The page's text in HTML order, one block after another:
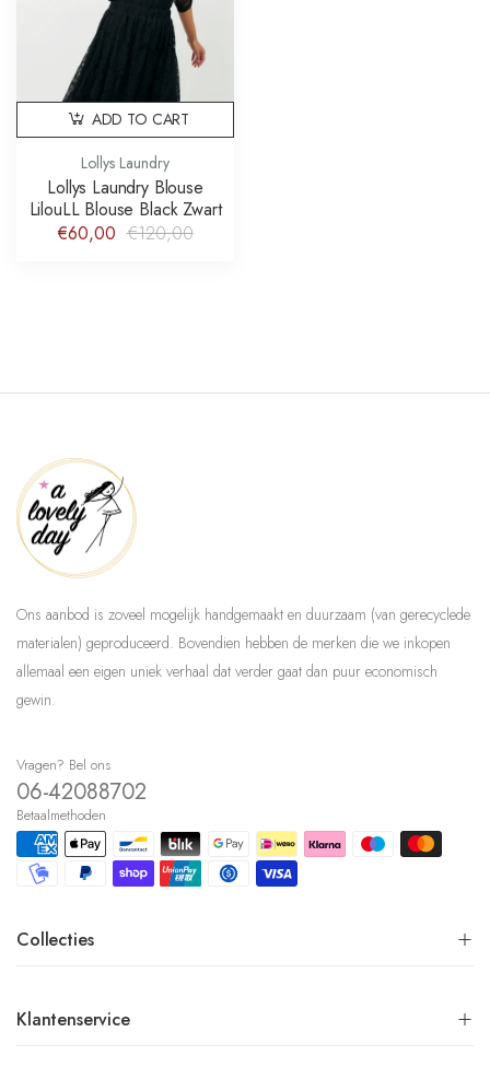
Lollys Laundry
Lollys Laundry Blouse
LilouLL Blouse Black Zwart
€60,00 €120,00
ADD TO CART
Ons aanbod is zoveel mogelijk handgemaakt en duurzaam (van gerecyclede
materialen) geproduceerd. Bovendien hebben de merken die we inkopen
allemaal een eigen uniek verhaal dat verder gaat dan puur economisch
gewin.
Vragen? Bel ons
06-42088702
Betaalmethoden
Collecties
Klantenservice